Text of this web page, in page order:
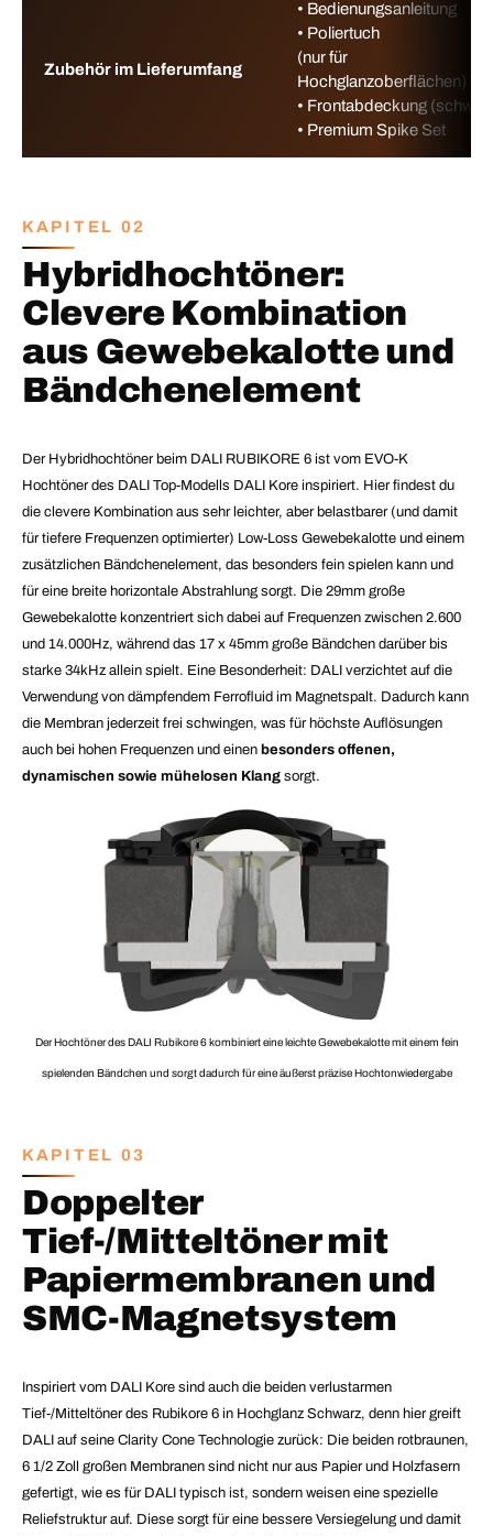
Zubehör im Lieferumfang
• Bedienungsanleitung
• Poliertuch
(nur für
Hochglanzoberflächen)
• Frontabdeckung
• Premium Spike Set
KAPITEL 02
Hybridhochtöner:
Clevere Kombination
aus Gewebekalotte und
Bändchenelement
Der Hybridhochtöner beim DALI RUBIKORE 6 ist vom EVO-K
Hochtöner des DALI Top-Modells DALI Kore inspiriert. Hier findest du
die clevere Kombination aus sehr leichter, aber belastbarer (und damit
für tiefere Frequenzen optimierter) Low-Loss Gewebekalotte und einem
zusätzlichen Bändchenelement, das besonders fein spielen kann und
für eine breite horizontale Abstrahlung sorgt. Die 29mm große
Gewebekalotte konzentriert sich dabei auf Frequenzen zwischen 2.600
und 14.000Hz, während das 17 x 45mm große Bändchen darüber bis
starke 34kHz allein spielt. Eine Besonderheit: DALI verzichtet auf die
Verwendung von dämpfendem Ferrofluid im Magnetspalt. Dadurch kann
die Membran jederzeit frei schwingen, was für höchste Auflösungen
auch bei hohen Frequenzen und einen besonders offenen,
dynamischen sowie mühelosen Klang sorgt.
Der Hochtöner des DALI Rubikore 6 kombiniert eine leichte Gewebekalotte mit einem fein
spielenden Bändchen und sorgt dadurch für eine äußerst präzise Hochtonwiedergabe
KAPITEL 03
Doppelter
Tief-/Mitteltöner mit
Papiermembranen und
SMC-Magnetsystem
Inspiriert vom DALI Kore sind auch die beiden verlustarmen
Tief-/Mitteltöner des Rubikore 6 in Hochglanz Schwarz, denn hier greift
DALI auf seine Clarity Cone Technologie zurück: Die beiden rotbraunen,
6 1/2 Zoll großen Membranen sind nicht nur aus Papier und Holzfasern
gefertigt, wie es für DALI typisch ist, sondern weisen eine spezielle
Reliefstruktur auf. Diese sorgt für eine bessere Versiegelung und damit